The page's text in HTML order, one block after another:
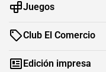
Juegos
Club El Comercio
Edición impresa